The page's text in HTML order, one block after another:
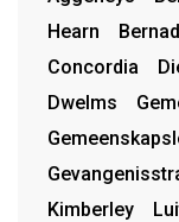
Hearn
Concordia
Dwelms
Kimberley